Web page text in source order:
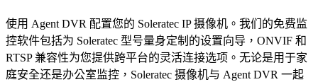
使用 Agent DVR 配置您的 Soleratec IP 摄像机。我们的免费监
控软件包括为 Soleratec 型号量身定制的设置向导，ONVIF 和
RTSP 兼容性为您提供跨平台的灵活连接选项。无论是用于家
庭安全还是办公室监控，Soleratec 摄像机与 Agent DVR 一起